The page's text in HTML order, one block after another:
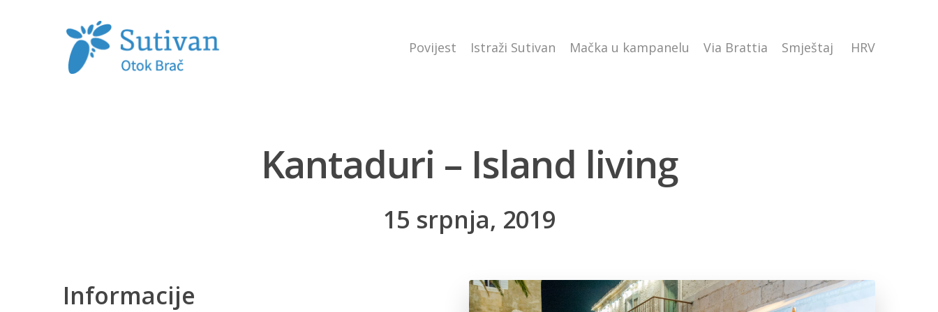
Povijest Istraži Sutivan Mačka u kampanelu Via Brattia Smještaj HRV
Kantaduri – Island living
15 srpnja, 2019
Informacije